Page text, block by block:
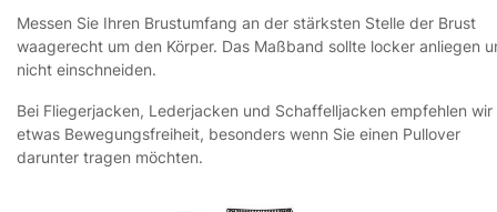
Messen Sie Ihren Brustumfang an der stärksten Stelle der Brust
waagerecht um den Körper. Das Maßband sollte locker anliegen
nicht einschneiden.
Bei Fliegerjacken, Lederjacken und Schaffelljacken empfehlen wir
etwas Bewegungsfreiheit, besonders wenn Sie einen Pullover
darunter tragen möchten.